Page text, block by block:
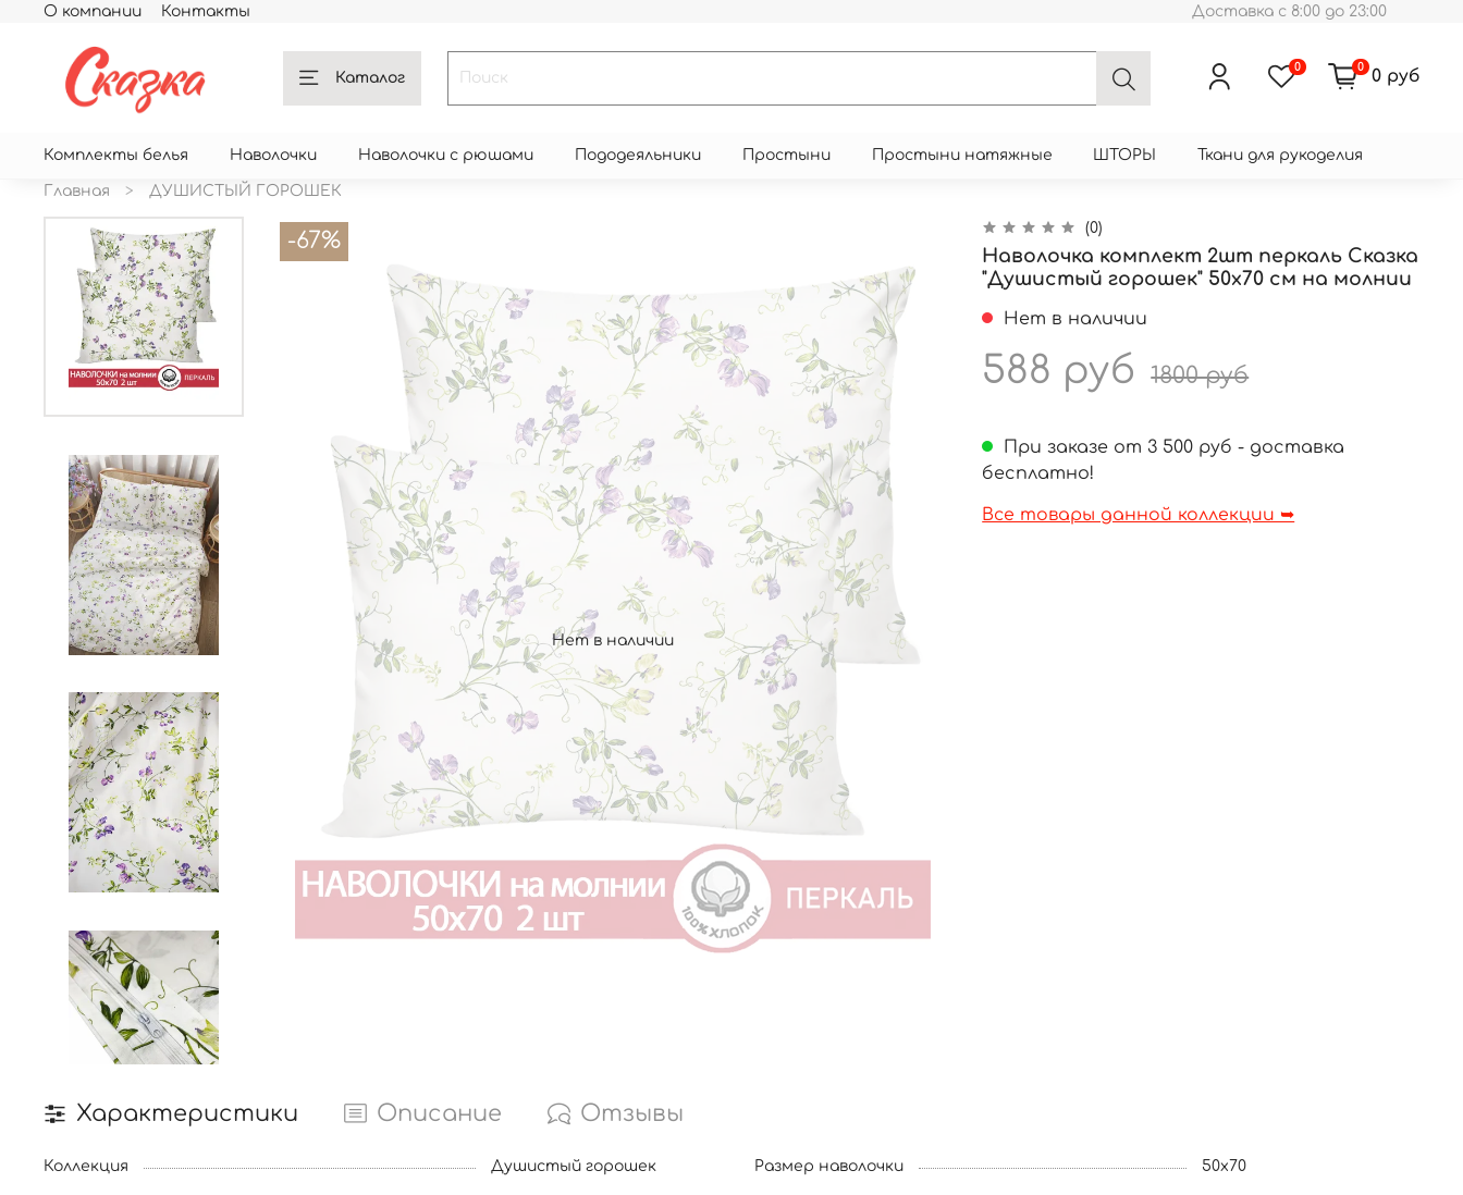
О компании Контакты Доставка с 8:00 до 23:00
Каталог
0 0 0 руб
Комплекты белья Наволочки Наволочки с рюшами Пододеяльники Простыни Простыни натяжные ШТОРЫ Ткани для рукоделия
Главная ДУШИСТЫЙ ГОРОШЕК
Нет в наличии
-67% (0)
Наволочка комплект 2шт перкаль Сказка
"Душистый горошек" 50x70 см на молнии
Нет в наличии
588 руб 1800 руб
При заказе от 3 500 руб - доставка
бесплатно!
Все товары данной коллекции ➥
Характеристики Описание Отзывы
Коллекция Душистый горошек Размер наволочки 50x70